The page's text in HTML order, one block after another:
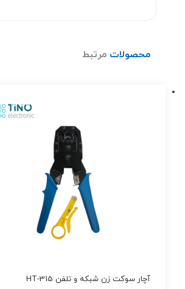
محصولات مرتبط
آچار سوکت زن شبکه و تلفن HT-315